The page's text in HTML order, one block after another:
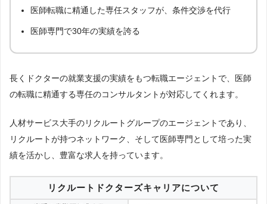
医師転職に精通した専任スタッフが、条件交渉を代行
医師専門で30年の実績を誇る
長くドクターの就業支援の実績をもつ転職エージェントで、医師
の転職に精通する専任のコンサルタントが対応してくれます。
人材サービス大手のリクルートグループのエージェントであり、
リクルートが持つネットワーク、そして医師専門として培った実
績を活かし、豊富な求人を持っています。
リクルートドクターズキャリアについて